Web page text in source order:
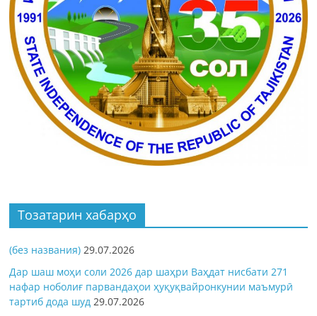
Тозатарин хабарҳо
(без названия) 29.07.2026
Дар шаш моҳи соли 2026 дар шаҳри Ваҳдат нисбати 271
нафар ноболиғ парвандаҳои ҳуқуқвайронкунии маъмурӣ
тартиб дода шуд 29.07.2026